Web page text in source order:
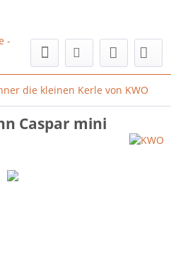
die kleinen Kerle von KWO
Caspar mini